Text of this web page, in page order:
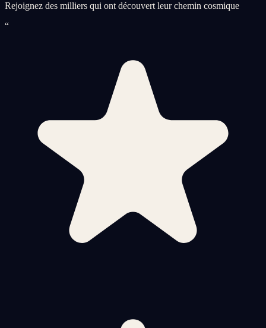
Rejoignez des milliers qui ont découvert leur chemin cosmique
“